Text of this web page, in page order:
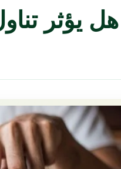
هل يؤثر